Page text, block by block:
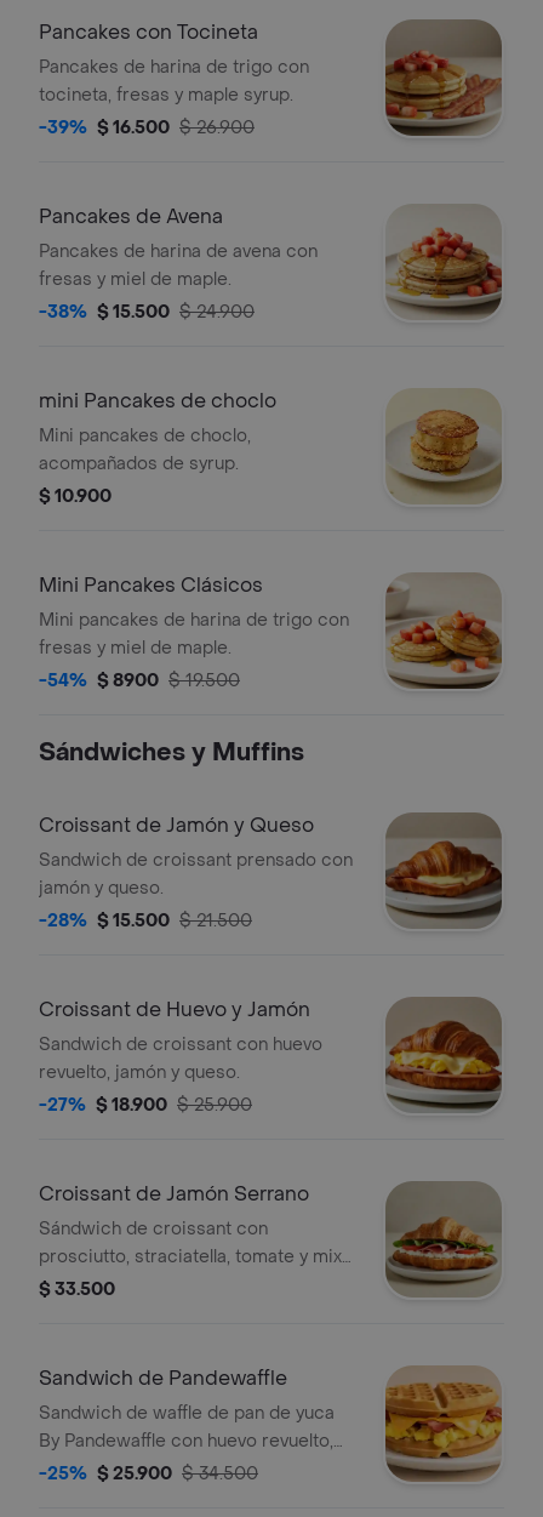
Pancakes con Tocineta
Pancakes de harina de trigo con
tocineta, fresas y maple syrup.
-39% $ 16.500 $ 26.900
Pancakes de Avena
Pancakes de harina de avena con
fresas y miel de maple.
-38% $ 15.500 $ 24.900
mini Pancakes de choclo
Mini pancakes de choclo,
acompañados de syrup.
$ 10.900
Mini Pancakes Clásicos
Mini pancakes de harina de trigo con
fresas y miel de maple.
-54% $ 8900 $ 19.500
Sándwiches y Muffins
Croissant de Jamón y Queso
Sandwich de croissant prensado con
jamón y queso.
-28% $ 15.500 $ 21.500
Croissant de Huevo y Jamón
Sandwich de croissant con huevo
revuelto, jamón y queso.
-27% $ 18.900 $ 25.900
Croissant de Jamón Serrano
Sándwich de croissant con
prosciutto, straciatella, tomate y mix
de lechugas.
$ 33.500
Sandwich de Pandewaffle
Sandwich de waffle de pan de yuca
By Pandewaffle con huevo revuelto,
queso cheddar y tocineta crocante.
-25% $ 25.900 $ 34.500